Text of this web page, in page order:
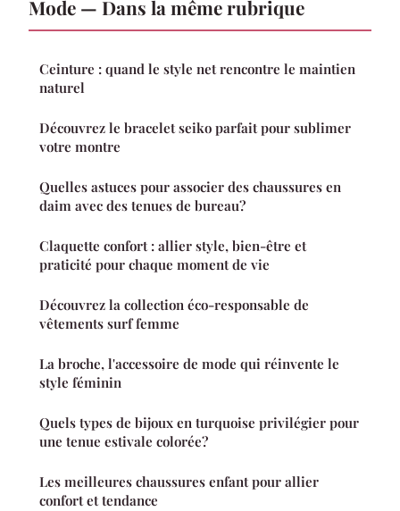
Mode — Dans la même rubrique
Ceinture : quand le style net rencontre le maintien
naturel
Découvrez le bracelet seiko parfait pour sublimer
votre montre
Quelles astuces pour associer des chaussures en
daim avec des tenues de bureau?
Claquette confort : allier style, bien-être et
praticité pour chaque moment de vie
Découvrez la collection éco-responsable de
vêtements surf femme
La broche, l'accessoire de mode qui réinvente le
style féminin
Quels types de bijoux en turquoise privilégier pour
une tenue estivale colorée?
Les meilleures chaussures enfant pour allier
confort et tendance